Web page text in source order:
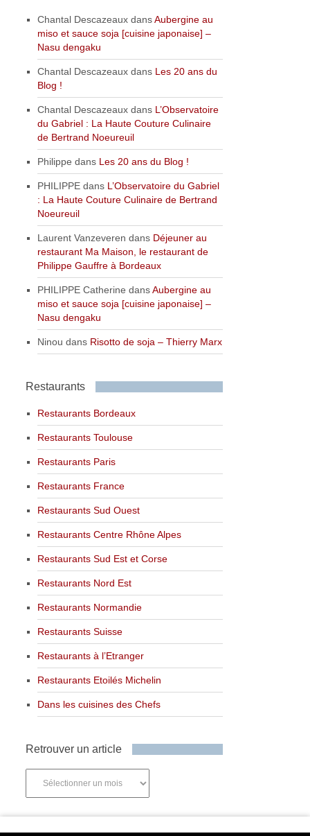
Chantal Descazeaux dansAubergine au
miso et sauce soja [cuisine japonaise] –
Nasu dengaku
Chantal Descazeaux dans Les 20 ans du
Blog !
Chantal Descazeaux dans L’Observatoire
du Gabriel : La Haute Couture Culinaire
de Bertrand Noeureuil
Philippe dans Les 20 ans du Blog !
PHILIPPE dans L’Observatoire du Gabriel
: La Haute Couture Culinaire de Bertrand
Noeureuil
Laurent Vanzeveren dans Déjeuner au
restaurant Ma Maison, le restaurant de
Philippe Gauffre à Bordeaux
PHILIPPE Catherine dansAubergine au
miso et sauce soja [cuisine japonaise] –
Nasu dengaku
Ninou dans Risotto de soja – Thierry Marx
Restaurants
Restaurants Bordeaux
Restaurants Toulouse
Restaurants Paris
Restaurants France
Restaurants Sud Ouest
Restaurants Centre Rhône Alpes
Restaurants Sud Est et Corse
Restaurants Nord Est
Restaurants Normandie
Restaurants Suisse
Restaurants à l’Etranger
Restaurants Etoilés Michelin
Dans les cuisines des Chefs
Retrouver un article